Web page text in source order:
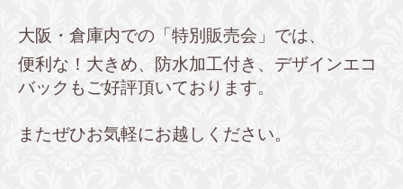
大阪・倉庫内での「特別販売会」では、
便利な！大きめ、防水加工付き、デザインエコ
バックもご好評頂いております。
またぜひお気軽にお越しください。